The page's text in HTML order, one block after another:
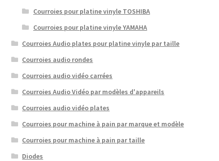
Courroies pour platine vinyle TOSHIBA
Courroies pour platine vinyle YAMAHA
Courroies Audio plates pour platine vinyle par taille
Courroies audio rondes
Courroies audio vidéo carrées
Courroies Audio Vidéo par modèles d'appareils
Courroies audio vidéo plates
Courroies pour machine à pain par marque et modèle
Courroies pour machine à pain par taille
Diodes